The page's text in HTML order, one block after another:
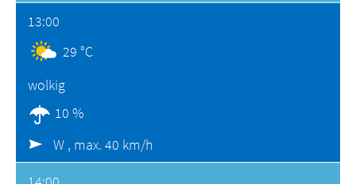
13:00
29 °C
wolkig
10 %
W , max. 40 km/h